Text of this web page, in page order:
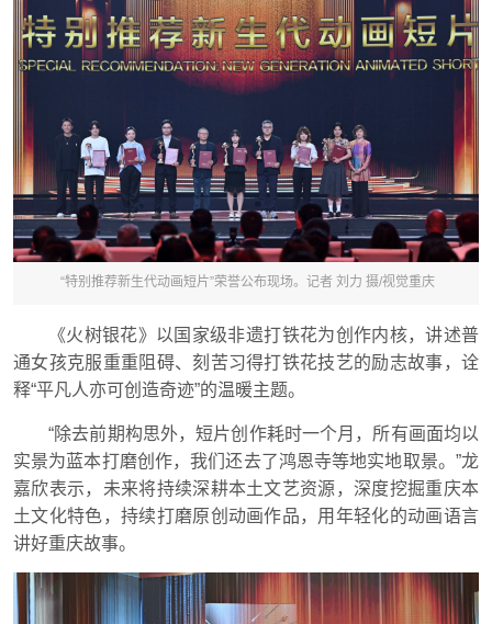
“特别推荐新生代动画短片”荣誉公布现场。记者 刘力 摄/视觉重庆
《火树银花》以国家级非遗打铁花为创作内核，讲述普
通女孩克服重重阻碍、刻苦习得打铁花技艺的励志故事，诠
释“平凡人亦可创造奇迹”的温暖主题。
“除去前期构思外，短片创作耗时一个月，所有画面均以
实景为蓝本打磨创作，我们还去了鸿恩寺等地实地取景。”龙
嘉欣表示，未来将持续深耕本土文艺资源，深度挖掘重庆本
土文化特色，持续打磨原创动画作品，用年轻化的动画语言
讲好重庆故事。